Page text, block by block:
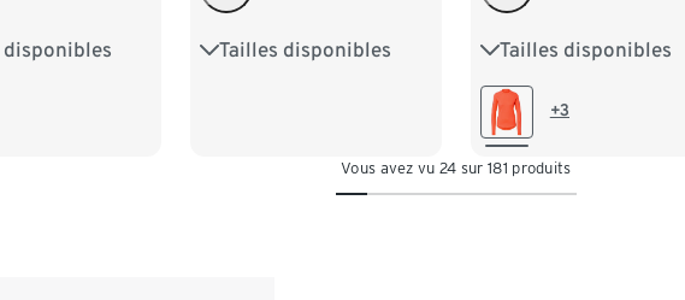
disponibles
S 36/38 Tailles disponibles
XS 32/34 S 36/38 Tailles disponibles
XS 32/34 S 36/38
M 40/42+3
Vous avez vu 24 sur 181 produits